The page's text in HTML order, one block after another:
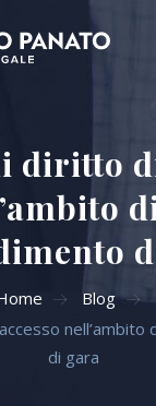
diritto
Blog
nell’ambito
di gara